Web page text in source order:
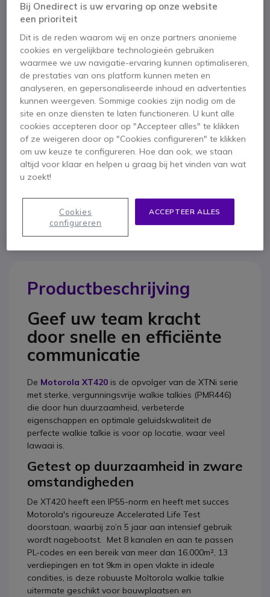
Belangrijkste kenmerken
Robuust ontwerp: metalen behuizing - stof- en waterdicht
(IP55)
Heldere communicatie voor in luide omgevingen
Bereik tot 9 km 13 verdiepingen en meer dan 16.000m² in
ideale condities
VOX/iVOX-functie - handsfree
Inclusief 4 beveiligingsoortjes
Toon meer
Meegeleverd in de doos
4x walkie talkie 4x Accu
4x Holster
4x Riemclip
4x Single charger
4x Beveiligingsoortjes met VOX
Productbeschrijving
Geef uw team kracht
door snelle en efficiënte
communicatie
De Motorola XT420 is de opvolger van de XTNi serie
met sterke, vergunningsvrije walkie talkies (PMR446)
die door hun duurzaamheid, verbeterde
eigenschappen en optimale geluidskwaliteit de
perfecte walkie talkie is voor op locatie, waar veel
lawaai is.
Getest op duurzaamheid in zware
omstandigheden
De XT420 heeft een IP55-norm en heeft met succes
Motorola's rigoureuze Accelerated Life Test
doorstaan, waarbij zo’n 5 jaar aan intensief gebruik
wordt nagebootst. Met 8 kanalen en aan te passen
PL-codes en een bereik van meer dan 16.000m², 13
verdiepingen en tot 9km in open vlakte in ideale
condities, is deze robuuste Moltorola walkie talkie
uitermate geschikt voor bouwplaatsen en
Bij Onedirect is uw ervaring op onze website
een prioriteit
Dit is de reden waarom wij en onze partners anonieme
cookies en vergelijkbare technologieën gebruiken
waarmee we uw navigatie-ervaring kunnen optimaliseren,
de prestaties van ons platform kunnen meten en
analyseren, en gepersonaliseerde inhoud en advertenties
kunnen weergeven. Sommige cookies zijn nodig om de
site en onze diensten te laten functioneren. U kunt alle
cookies accepteren door op "Accepteer alles" te klikken
of ze weigeren door op "Cookies configureren" te klikken
om uw keuze te configureren. Hoe dan ook, we staan
altijd voor klaar en helpen u graag bij het vinden van wat
u zoekt!
ACCEPTEER ALLES
Cookies
configureren